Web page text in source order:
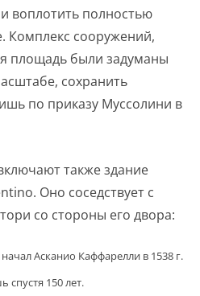
воплотить полностью
Комплекс сооружений,
площадь были задуманы
сохранить
по приказу Муссолини в
также здание
Оно соседствует с
со стороны его двора:
Асканио Каффарелли в 1538 г.
150 лет.